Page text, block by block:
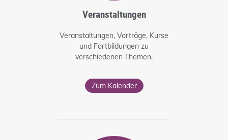
Veranstaltungen
Veranstaltungen, Vorträge, Kurse
und Fortbildungen zu
verschiedenen Themen.
Zum Kalender